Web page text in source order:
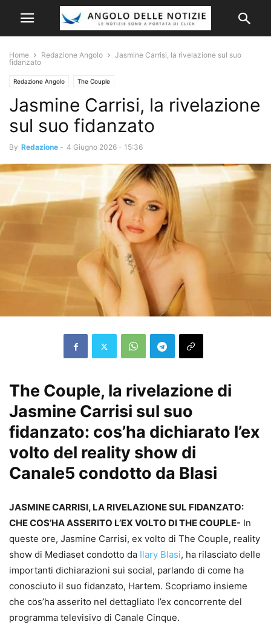
Home Redazione Angolo
Jasmine Carrisi, la rivelazione sul suo
fidanzato
Redazione Angolo The Couple
Jasmine Carrisi, la rivelazione
sul suo fidanzato
By Redazione - 4 Giugno 2026 - 15:36
The Couple, la rivelazione di
Jasmine Carrisi sul suo
fidanzato: cos’ha dichiarato l’ex
volto del reality show di
Canale5 condotto da Blasi
JASMINE CARRISI, LA RIVELAZIONE SUL FIDANZATO:
CHE COS’HA ASSERITO L’EX VOLTO DI THE COUPLE- In
queste ore, Jasmine Carrisi, ex volto di The Couple, reality
show di Mediaset condotto da Ilary Blasi, ha rilasciato delle
importanti dichiarazioni sui social, parlando di come ha
conosciuto il suo fidanzato, Hartem. Scopriamo insieme
che cos’ha asserito nel dettagliato l’ex concorrente del
programma televisivo di Canale Cinque.